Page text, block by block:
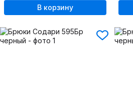
В корзину